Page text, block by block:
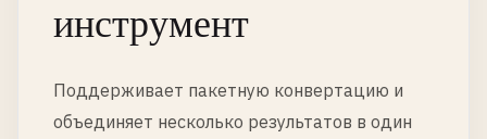
инструмент
Поддерживает пакетную конвертацию и
объединяет несколько результатов в один